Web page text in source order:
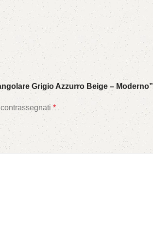
Grigio Azzurro Beige – Moderno”
contrassegnati*